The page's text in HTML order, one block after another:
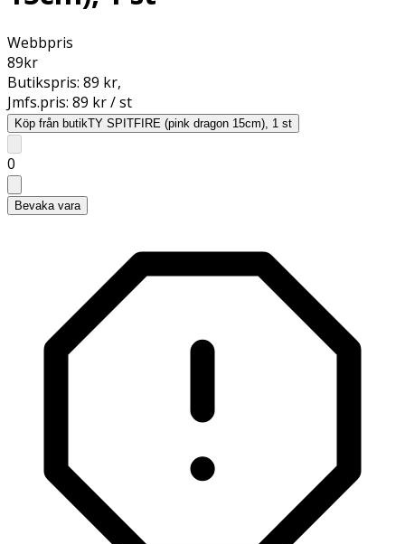
Webbpris
89kr
Butikspris: 89 kr,
Jmfs.pris: 89 kr / st
Köp från butikTY SPITFIRE (pink dragon 15cm), 1 st
0
Bevaka vara